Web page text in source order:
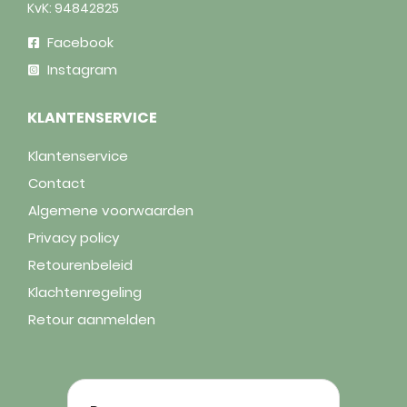
KvK: 94842825
Facebook
Instagram
KLANTENSERVICE
Klantenservice
Contact
Algemene voorwaarden
Privacy policy
Retourenbeleid
Klachtenregeling
Retour aanmelden